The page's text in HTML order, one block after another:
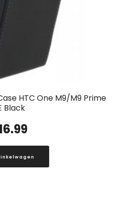
HTC One M9/M9 Prime
Black